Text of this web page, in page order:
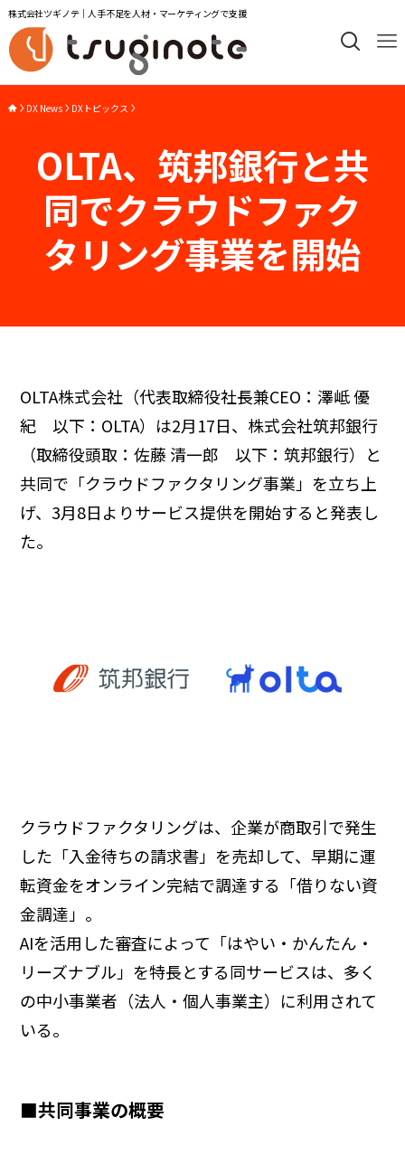
株式会社ツギノテ｜人手不足を人材・マーケティングで支援
DX News DXトピックス
OLTA、筑邦銀行と共
同でクラウドファク
タリング事業を開始
OLTA株式会社（代表取締役社長兼CEO：澤岻 優
紀 以下：OLTA）は2月17日、株式会社筑邦銀行
（取締役頭取：佐藤 清一郎 以下：筑邦銀行）と
共同で「クラウドファクタリング事業」を立ち上
げ、3月8日よりサービス提供を開始すると発表し
た。
クラウドファクタリングは、企業が商取引で発生
した「入金待ちの請求書」を売却して、早期に運
転資金をオンライン完結で調達する「借りない資
金調達」。
AIを活用した審査によって「はやい・かんたん・
リーズナブル」を特長とする同サービスは、多く
の中小事業者（法人・個人事業主）に利用されて
いる。
■共同事業の概要